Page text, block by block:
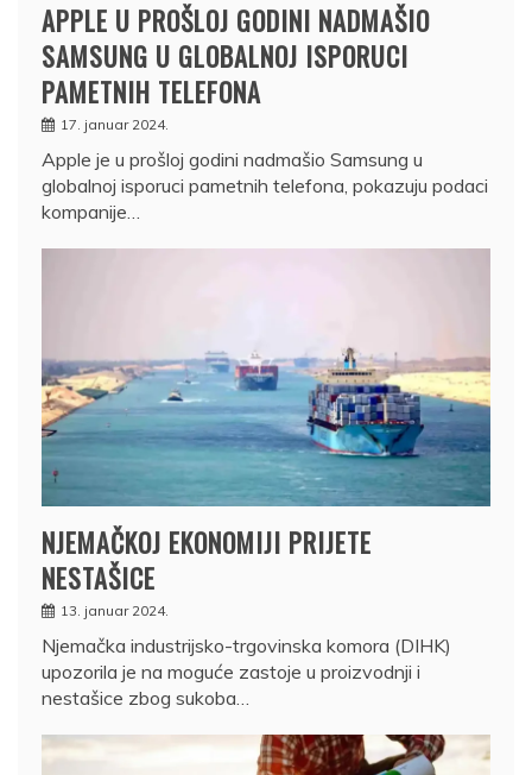
APPLE U PROŠLOJ GODINI NADMAŠIO
SAMSUNG U GLOBALNOJ ISPORUCI
PAMETNIH TELEFONA
17. januar 2024.
Apple je u prošloj godini nadmašio Samsung u
globalnoj isporuci pametnih telefona, pokazuju podaci
kompanije…
NJEMAČKOJ EKONOMIJI PRIJETE
NESTAŠICE
13. januar 2024.
Njemačka industrijsko-trgovinska komora (DIHK)
upozorila je na moguće zastoje u proizvodnji i
nestašice zbog sukoba…